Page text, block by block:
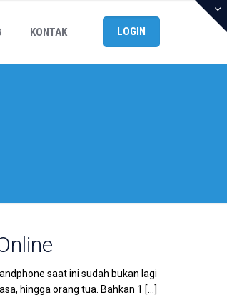
KONTAK LOGIN
saat ini sudah bukan lagi
hingga orang tua. Bahkan 1 […]